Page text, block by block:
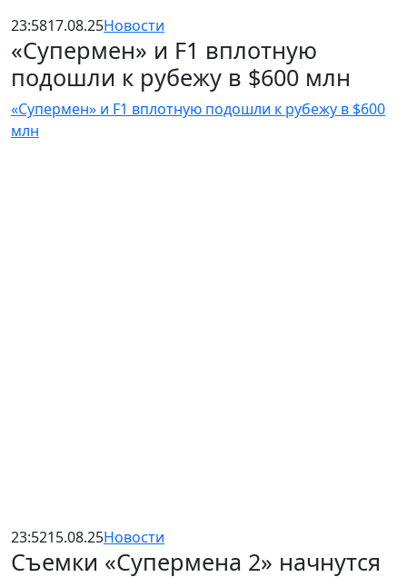
23:5817.08.25Новости
«Супермен» и F1 вплотную
подошли к рубежу в $600 млн
«Супермен» и F1 вплотную подошли к рубежу в $600
млн
23:5215.08.25Новости
Съемки «Супермена 2» начнутся